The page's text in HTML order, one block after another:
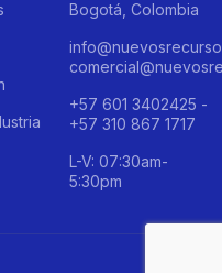
Bogotá, Colombia
+57 601 3402425 -
+57 310 867 1717
L-V: 07:30am-
5:30pm